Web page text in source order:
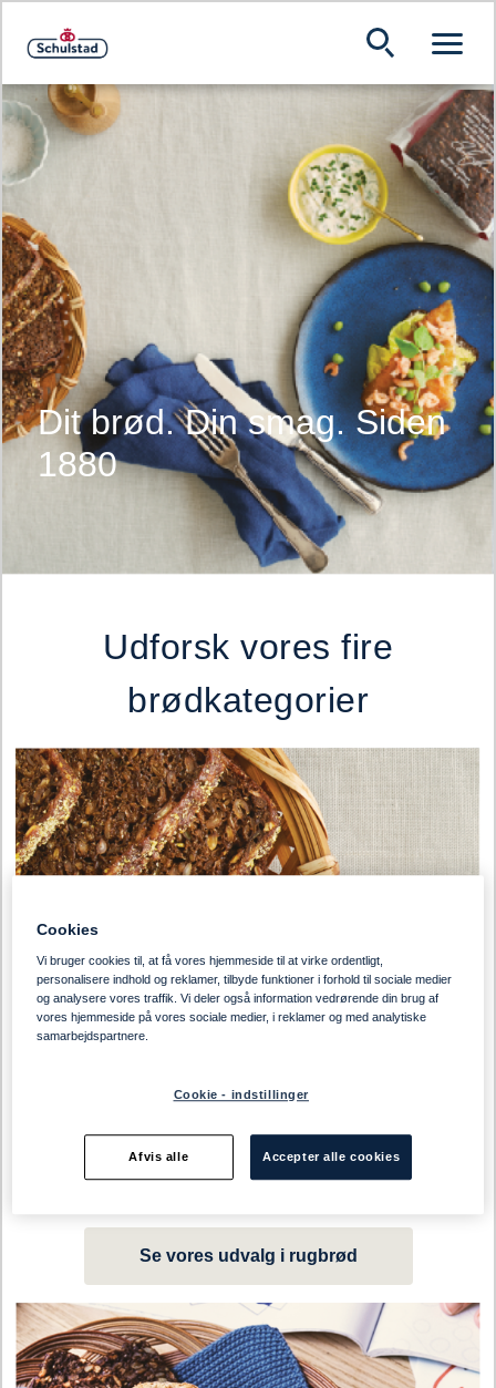
Dit brød. Din smag. Siden
1880
Udforsk vores fire
brødkategorier
Se vores udvalg i rugbrød
Cookies
Vi bruger cookies til, at få vores hjemmeside til at virke ordentligt,
personalisere indhold og reklamer, tilbyde funktioner i forhold til sociale medier
og analysere vores traffik. Vi deler også information vedrørende din brug af
vores hjemmeside på vores sociale medier, i reklamer og med analytiske
samarbejdspartnere.
Cookie - indstillinger
Afvis alle Accepter alle cookies